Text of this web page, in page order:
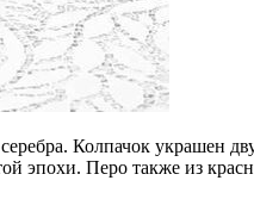
Колпачок украшен
эпохи. Перо также из